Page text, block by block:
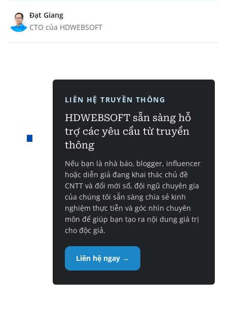
Đạt Giang
CTO của HDWEBSOFT
LIÊN HỆ TRUYỀN THÔNG
HDWEBSOFT sẵn sàng hỗ
trợ các yêu cầu từ truyền
thông
Nếu bạn là nhà báo, blogger, influencer
hoặc diễn giả đang khai thác chủ đề
CNTT và đổi mới số, đội ngũ chuyên gia
của chúng tôi sẵn sàng chia sẻ kinh
nghiệm thực tiễn và góc nhìn chuyên
môn để giúp bạn tạo ra nội dung giá trị
cho độc giả.
Liên hệ ngay →